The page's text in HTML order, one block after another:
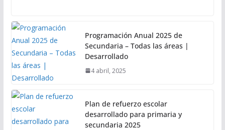
Programación Anual 2025 de
Secundaria – Todas las áreas |
Desarrollado
4 abril, 2025
Plan de refuerzo escolar
desarrollado para primaria y
secundaria 2025